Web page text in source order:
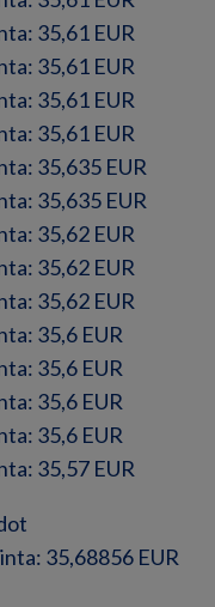
35,61 EUR
35,61 EUR
35,61 EUR
35,61 EUR
35,635 EUR
35,635 EUR
35,62 EUR
35,62 EUR
35,62 EUR
35,6 EUR
35,6 EUR
35,6 EUR
35,6 EUR
35,57 EUR
35,68856 EUR